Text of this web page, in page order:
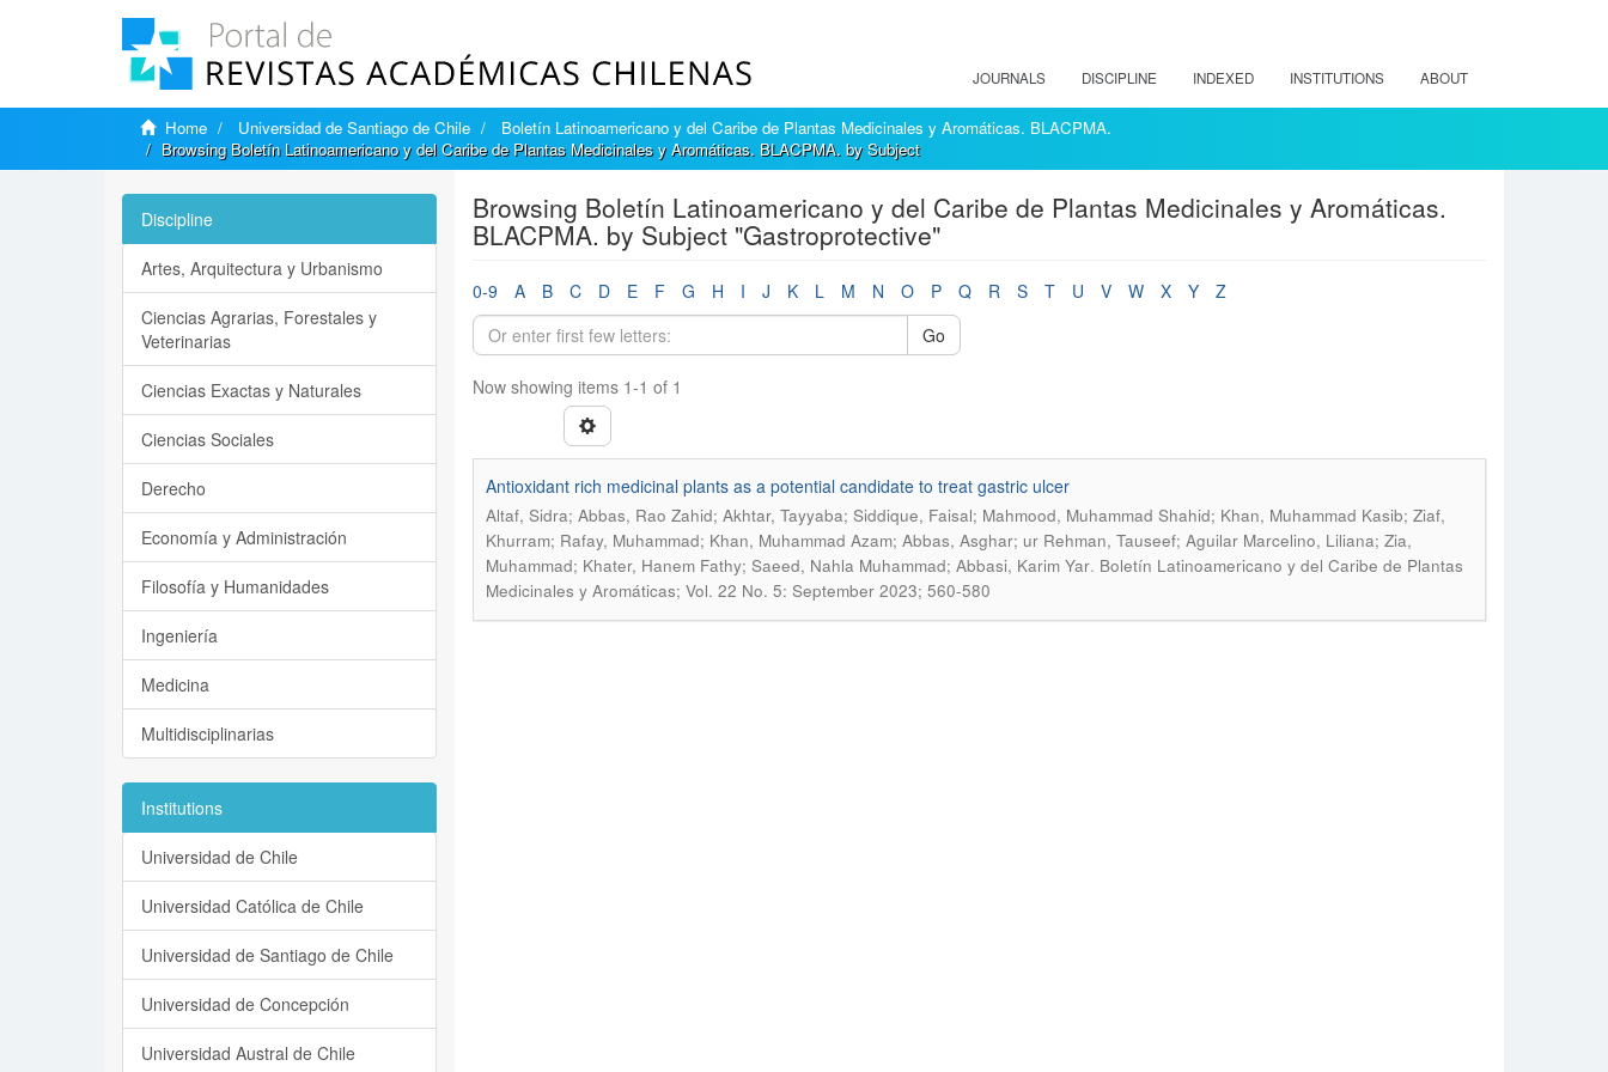
JOURNALS DISCIPLINE INDEXED INSTITUTIONS ABOUT
Home Universidad de Santiago de Chile
Boletín Latinoamericano y del Caribe de Plantas Medicinales y Aromáticas. BLACPMA.
Browsing Boletín Latinoamericano y del Caribe de Plantas Medicinales y Aromáticas. BLACPMA. by Subject
Browsing Boletín Latinoamericano y del Caribe de Plantas Medicinales y Aromáticas.
BLACPMA. by Subject "Gastroprotective"
0-9 A B C D E F G H I J K L M N O P Q R S T U V W X Y
Z
Go
Now showing items 1-1 of 1
Antioxidant rich medicinal plants as a potential candidate to treat gastric ulcer
Altaf, Sidra; Abbas, Rao Zahid; Akhtar, Tayyaba; Siddique, Faisal; Mahmood, Muhammad Shahid; Khan, Muhammad Kasib; Ziaf,
Khurram; Rafay, Muhammad; Khan, Muhammad Azam; Abbas, Asghar; ur Rehman, Tauseef; Aguilar Marcelino, Liliana; Zia,
Muhammad; Khater, Hanem Fathy; Saeed, Nahla Muhammad; Abbasi, Karim Yar. Boletín Latinoamericano y del Caribe de Plantas
Medicinales y Aromáticas; Vol. 22 No. 5: September 2023; 560-580
Discipline
Artes, Arquitectura y Urbanismo
Ciencias Agrarias, Forestales y
Veterinarias
Ciencias Exactas y Naturales
Ciencias Sociales
Derecho
Economía y Administración
Filosofía y Humanidades
Ingeniería
Medicina
Multidisciplinarias
Institutions
Universidad de Chile
Universidad Católica de Chile
Universidad de Santiago de Chile
Universidad de Concepción
Universidad Austral de Chile